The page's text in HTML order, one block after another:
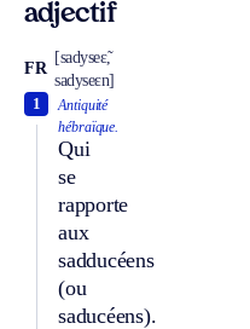
adjectif
FR
[sadyseɛ̃,
sadyseɛn]
Antiquité
hébraïque.
Qui
se
rapporte
aux
sadducéens
(ou
saducéens).
1